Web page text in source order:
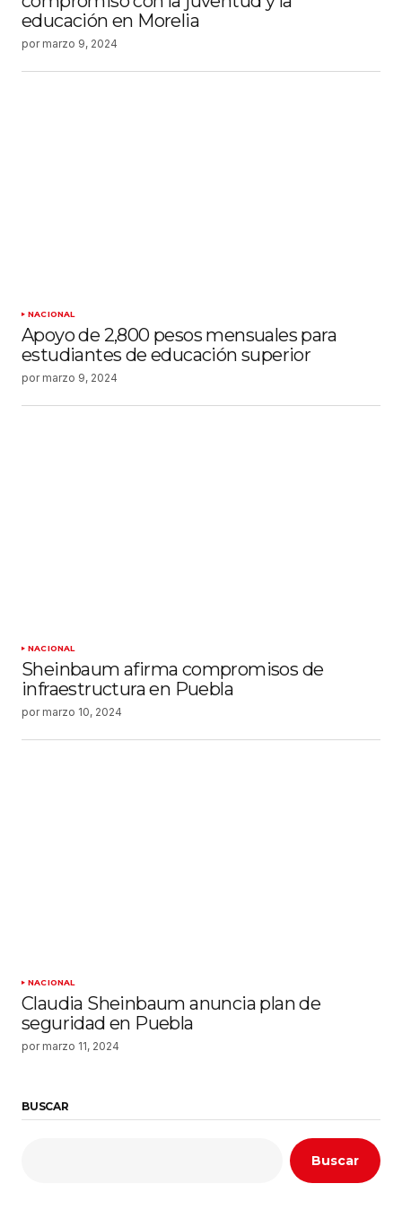
educación en Morelia
por marzo 9, 2024
NACIONAL
Apoyo de 2,800 pesos mensuales para
estudiantes de educación superior
por marzo 9, 2024
NACIONAL
Sheinbaum afirma compromisos de
infraestructura en Puebla
por marzo 10, 2024
NACIONAL
Claudia Sheinbaum anuncia plan de
seguridad en Puebla
por marzo 11, 2024
BUSCAR
Buscar